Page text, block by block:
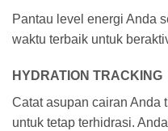
Pantau level energi Anda
waktu terbaik untuk
HYDRATION TRACKING
Catat asupan cairan Anda
untuk tetap terhidrasi.